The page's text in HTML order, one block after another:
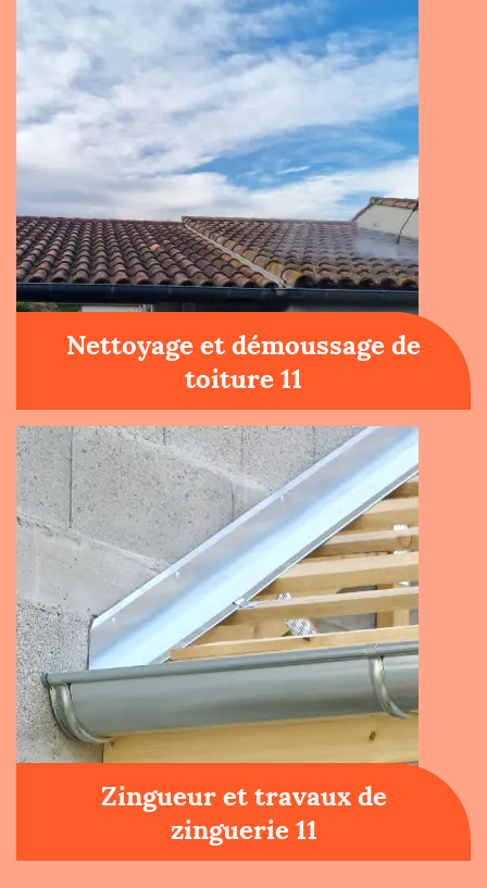
Nettoyage et démoussage de
toiture 11
Zingueur et travaux de
zinguerie 11